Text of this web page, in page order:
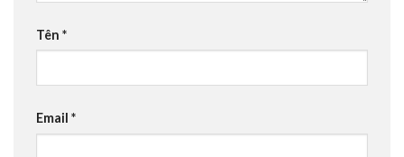
Tên *
Email *